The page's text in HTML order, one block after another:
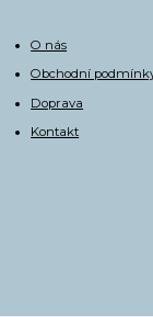
O nás
Obchodní
Doprava
Kontakt